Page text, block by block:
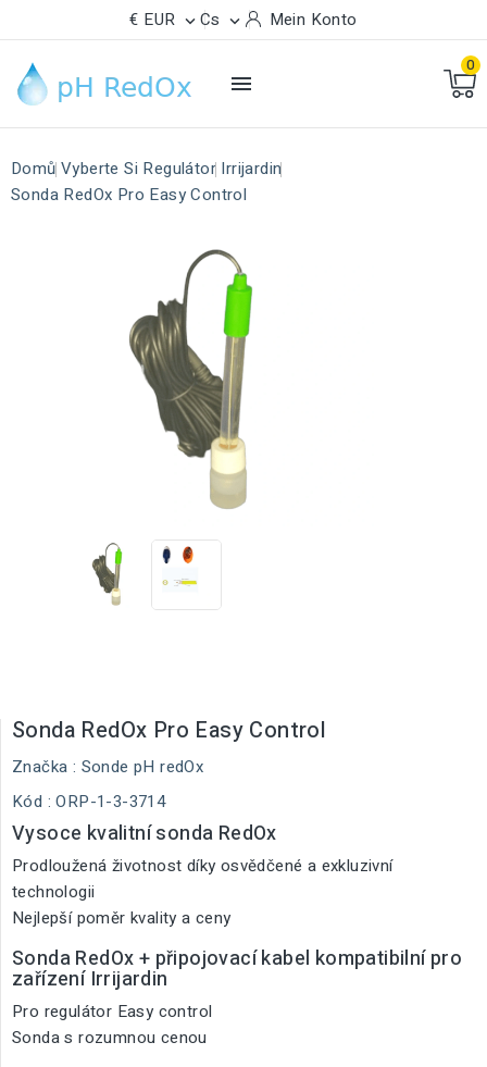
€ EUR  Cs  Mein Konto

0
Domů Vyberte Si Regulátor Irrijardin
Sonda RedOx Pro Easy Control
Sonda RedOx Pro Easy Control
Značka : Sonde pH redOx
Kód : ORP-1-3-3714
Vysoce kvalitní sonda RedOx
Prodloužená životnost díky osvědčené a exkluzivní
technologii
Nejlepší poměr kvality a ceny
Sonda RedOx + připojovací kabel kompatibilní pro
zařízení Irrijardin
Pro regulátor Easy control
Sonda s rozumnou cenou